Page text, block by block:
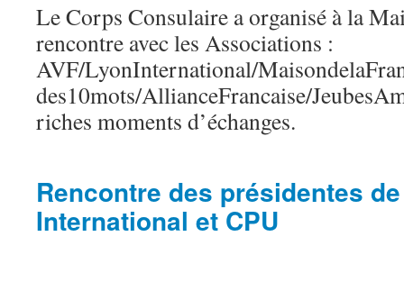
Le Corps Consulaire a organisé à la
rencontre avec les Associations :
AVF/LyonInternational/
des10mots/AllianceFrancaise/
riches moments d’échanges.
Rencontre des présidentes
International et CPU